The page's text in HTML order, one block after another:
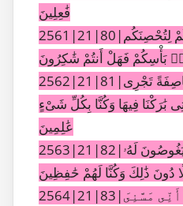
فَٰعِلِينَ
2561|21|80|وَعَلَّمْنَٰهُ صَنْعَةَ لَبُوسٍ لَّكُمْ لِتُحْصِنَكُم
بَأْسِكُمْ فَهَلْ أَنتُمْ شَٰكِرُونَ
2562|21|81|وَلِسُلَيْمَٰنَ ٱلرِّيحَ عَاصِفَةً تَجْرِى
بَٰرَكْنَا فِيهَا وَكُنَّا بِكُلِّ شَىْءٍ
عَٰلِمِينَ
2563|21|82|وَمِنَ ٱلشَّيَٰطِينِ مَن يَغُوصُونَ لَهُۥ
دُونَ ذَٰلِكَ وَكُنَّا لَهُمْ حَٰفِظِينَ
2564|21|83|وَأَيُّوبَ إِذْ نَادَىٰ رَبَّهُۥٓ أَنِّى مَسَّنِىَ